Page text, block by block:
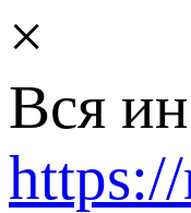
×
Вся